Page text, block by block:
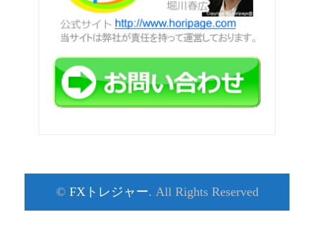
© FXトレジャー. All Rights Reserved